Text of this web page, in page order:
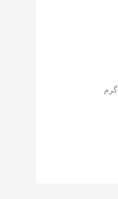
تعداد کالری موجود در هندوانه هندوانه دارای کالری کم است ،[١] در جایی که یک فنجان هندوانه خرد شده حاوی مکعب هایی است که وزن آن 152 گرم